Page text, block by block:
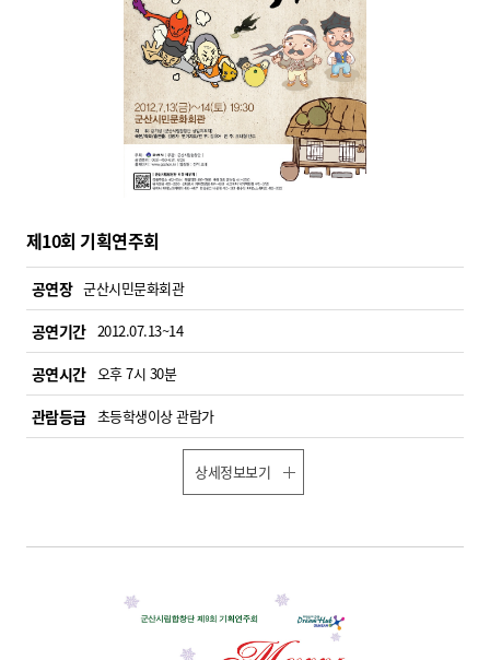
제10회 기획연주회
공연장 군산시민문화회관
공연기간 2012.07.13~14
공연시간 오후 7시 30분
관람등급 초등학생이상 관람가
상세정보보기